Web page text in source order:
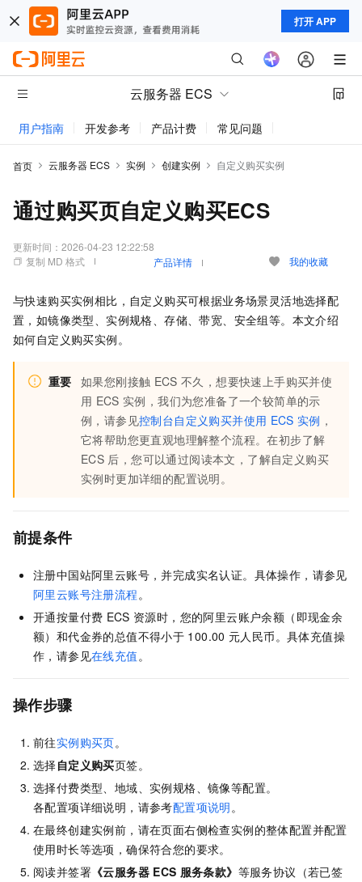
打开 APP
云服务器 ECS
用户指南 开发参考 产品计费 常见问题
首页 云服务器 ECS 实例 创建实例 自定义购买实例
通过购买页自定义购买ECS
更新时间： 2026-04-23 12:22:58
复制 MD 格式
产品详情 我的收藏
与快速购买实例相比，自定义购买可根据业务场景灵活地选择配
置，如镜像类型、实例规格、存储、带宽、安全组等。本文介绍
如何自定义购买实例。
重要 如果您刚接触 ECS 不久，想要快速上手购买并使
用 ECS 实例，我们为您准备了一个较简单的示
例，请参见控制台自定义购买并使用 ECS 实例 ，
它将帮助您更直观地理解整个流程。在初步了解
ECS 后，您可以通过阅读本文，了解自定义购买
实例时更加详细的配置说明。
前提条件
注册中国站阿里云账号，并完成实名认证。具体操作，请参见
阿里云账号注册流程。
开通按量付费 ECS 资源时，您的阿里云账户余额（即现金余
额）和代金券的总值不得小于 100.00 元人民币。 具体充值操
作，请参见在线充值。
操作步骤
前往实例购买页。
选择自定义购买页签。
选择付费类型、地域、实例规格、镜像等配置。
各配置项详细说明，请参考配置项说明。
在最终创建实例前，请在页面右侧检查实例的整体配置并配置
使用时长等选项，确保符合您的要求。
阅读并签署 《云服务器 ECS 服务条款》 等服务协议（若已签